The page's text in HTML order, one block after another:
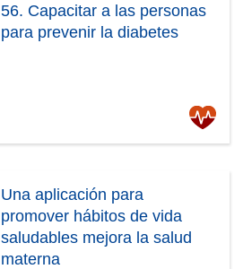
56. Capacitar a las personas
para prevenir la diabetes
Una aplicación para
promover hábitos de vida
saludables mejora la salud
materna